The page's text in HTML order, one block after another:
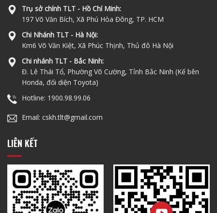
Trụ sở chính TLT - Hồ Chí Minh:
197 Võ Văn Bích, Xã Phú Hòa Đông, TP. HCM
Chi Nhánh TLT - Hà Nội:
Km6 Võ Văn Kiệt, Xã Phúc Thịnh, Thủ đô Hà Nội
Chi nhánh TLT - Bắc Ninh:
Đ. Lê Thái Tổ, Phường Võ Cường, Tỉnh Bắc Ninh (Kế bên
Honda, đối diện Toyota)
Hotline: 1900.98.99.06
Email: cskh.tlt@gmail.com
LIÊN KẾT